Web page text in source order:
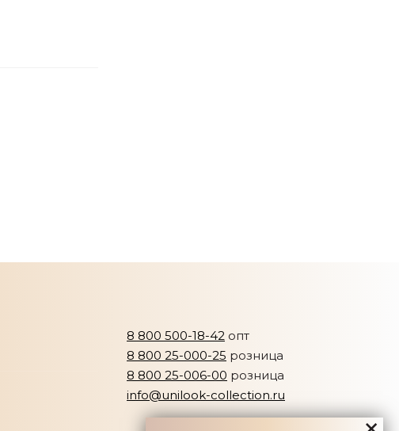
8 800 500-18-42 опт
8 800 25-000-25 розница
8 800 25-006-00 розница
info@unilook-collection.ru